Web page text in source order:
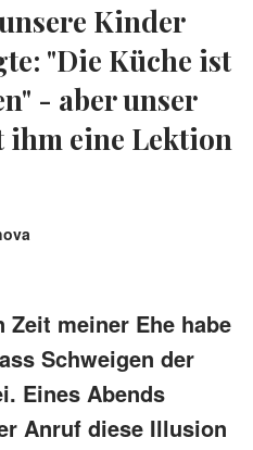
Kinder
"Die Küche ist
- aber unser
ihm eine Lektion
Zeit meiner Ehe habe
Schweigen der
Eines Abends
Anruf diese Illusion